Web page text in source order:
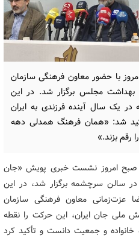
با حضور معاون فرهنگی سازمان
بهداشت مجلس برگزار شد. در این
در یک سال آینده فرزندی به ایران
شد: «همان فرهنگ همدلی دهه
بزند.»
صبح امروز نشست خبری پویش «جان
سالن سرچشمه برگزار شد، در این
عزت‌زمانی معاون فرهنگی سازمان
ملی جان ایران، این حرکت را نقطه
و جمعیت دانست و تأکید کرد